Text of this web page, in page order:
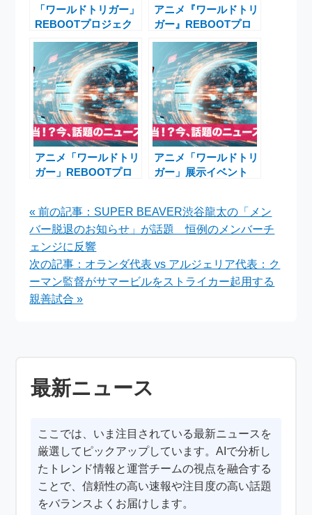
「ワールドトリガー」
REBOOTプロジェク
の完全新作アニメ化と
Kindle版セールで広が
る新たな門
アニメ『ワールドトリ
ガー』REBOOTプロ
クトリガーに換装した
空閑遊真のティザービ
ジュアルと特報映像が
解禁
アニメ「ワールドトリ
ガー」REBOOTプロ
スタで新情報発表予定
アニメ「ワールドトリ
ガー」展示イベント
室を再現する注目企画
« 前の記事：SUPER BEAVER渋谷龍太の「メン
バー脱退のお知らせ」が話題 恒例のメンバーチ
ェンジに反響
次の記事：オランダ代表 vs アルジェリア代表：ク
ーマン監督がサマービルをストライカー起用する
親善試合 »
最新ニュース
ここでは、いま注目されている最新ニュースを
厳選してピックアップしています。AIで分析し
たトレンド情報と運営チームの視点を融合する
ことで、信頼性の高い速報や注目度の高い話題
をバランスよくお届けします。